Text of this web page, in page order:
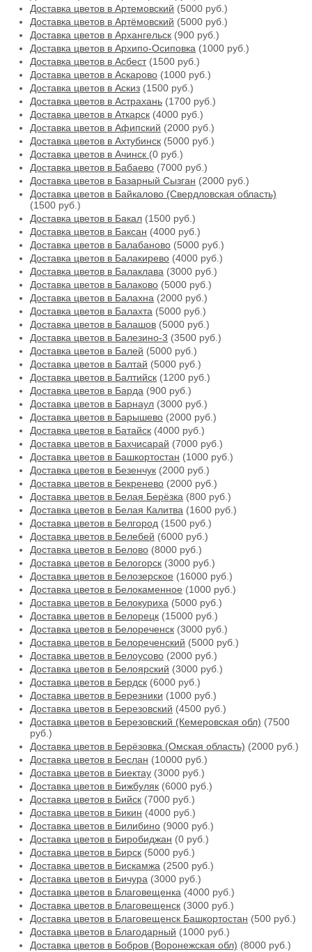
Доставка цветов в Артемовский (5000 руб.)
Доставка цветов в Артёмовский (5000 руб.)
Доставка цветов в Архангельск (900 руб.)
Доставка цветов в Архипо-Осиповка (1000 руб.)
Доставка цветов в Асбест(1500 руб.)
Доставка цветов в Аскарово (1000 руб.)
Доставка цветов в Аскиз (1500 руб.)
Доставка цветов в Астрахань (1700 руб.)
Доставка цветов в Аткарск (4000 руб.)
Доставка цветов в Афипский (2000 руб.)
Доставка цветов в Ахтубинск (5000 руб.)
Доставка цветов в Ачинск (0 руб.)
Доставка цветов в Бабаево (7000 руб.)
Доставка цветов в Базарный Сызган (2000 руб.)
Доставка цветов в Байкалово (Свердловская область)
(1500 руб.)
Доставка цветов в Бакал (1500 руб.)
Доставка цветов в Баксан (4000 руб.)
Доставка цветов в Балабаново (5000 руб.)
Доставка цветов в Балакирево (4000 руб.)
Доставка цветов в Балаклава (3000 руб.)
Доставка цветов в Балаково (5000 руб.)
Доставка цветов в Балахна (2000 руб.)
Доставка цветов в Балахта (5000 руб.)
Доставка цветов в Балашов (5000 руб.)
Доставка цветов в Балезино-3 (3500 руб.)
Доставка цветов в Балей (5000 руб.)
Доставка цветов в Балтай (5000 руб.)
Доставка цветов в Балтийск (1200 руб.)
Доставка цветов в Барда (900 руб.)
Доставка цветов в Барнаул (3000 руб.)
Доставка цветов в Барышево (2000 руб.)
Доставка цветов в Батайск (4000 руб.)
Доставка цветов в Бахчисарай (7000 руб.)
Доставка цветов в Башкортостан (1000 руб.)
Доставка цветов в Безенчук (2000 руб.)
Доставка цветов в Бекренево (2000 руб.)
Доставка цветов в Белая Берёзка (800 руб.)
Доставка цветов в Белая Калитва (1600 руб.)
Доставка цветов в Белгород (1500 руб.)
Доставка цветов в Белебей (6000 руб.)
Доставка цветов в Белово (8000 руб.)
Доставка цветов в Белогорск (3000 руб.)
Доставка цветов в Белозерское (16000 руб.)
Доставка цветов в Белокаменное (1000 руб.)
Доставка цветов в Белокуриха (5000 руб.)
Доставка цветов в Белорецк (15000 руб.)
Доставка цветов в Белореченск (3000 руб.)
Доставка цветов в Белореченский (5000 руб.)
Доставка цветов в Белоусово (2000 руб.)
Доставка цветов в Белоярский (3000 руб.)
Доставка цветов в Бердск (6000 руб.)
Доставка цветов в Березники (1000 руб.)
Доставка цветов в Березовский (4500 руб.)
Доставка цветов в Березовский (Кемеровская обл) (7500
руб.)
Доставка цветов в Берёзовка (Омская область) (2000 руб.)
Доставка цветов в Беслан (10000 руб.)
Доставка цветов в Биектау (3000 руб.)
Доставка цветов в Бижбуляк (6000 руб.)
Доставка цветов в Бийск (7000 руб.)
Доставка цветов в Бикин (4000 руб.)
Доставка цветов в Билибино (9000 руб.)
Доставка цветов в Биробиджан (0 руб.)
Доставка цветов в Бирск (5000 руб.)
Доставка цветов в Бискамжа (2500 руб.)
Доставка цветов в Бичура (3000 руб.)
Доставка цветов в Благовещенка (4000 руб.)
Доставка цветов в Благовещенск (3000 руб.)
Доставка цветов в Благовещенск Башкортостан (500 руб.)
Доставка цветов в Благодарный (1000 руб.)
Доставка цветов в Бобров (Воронежская обл) (8000 руб.)